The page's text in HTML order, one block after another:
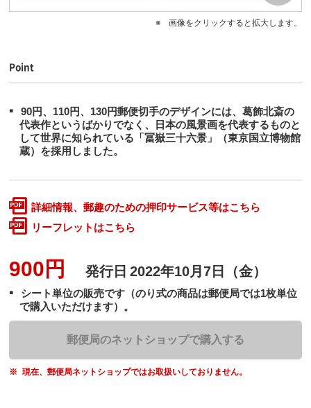
画像をクリックすると拡大します。
Point
90円、110円、130円郵便切手のデザインには、葛飾北斎の
代表作というばかりでなく、日本の風景画を代表するものと
して世界に知られている「冨嶽三十六景」（東京国立博物館
蔵）を採用しました。
詳細情報、郵趣のための押印サービス等はこちら
リーフレットはこちら
900円 発行日 2022年10月7日（金）
シート単位の販売です（のり式の商品は郵便局では1枚単位
で購入いただけます）。
郵便局のネットショップで購入する
現在、郵便局ネットショップではお取扱いしておりません。